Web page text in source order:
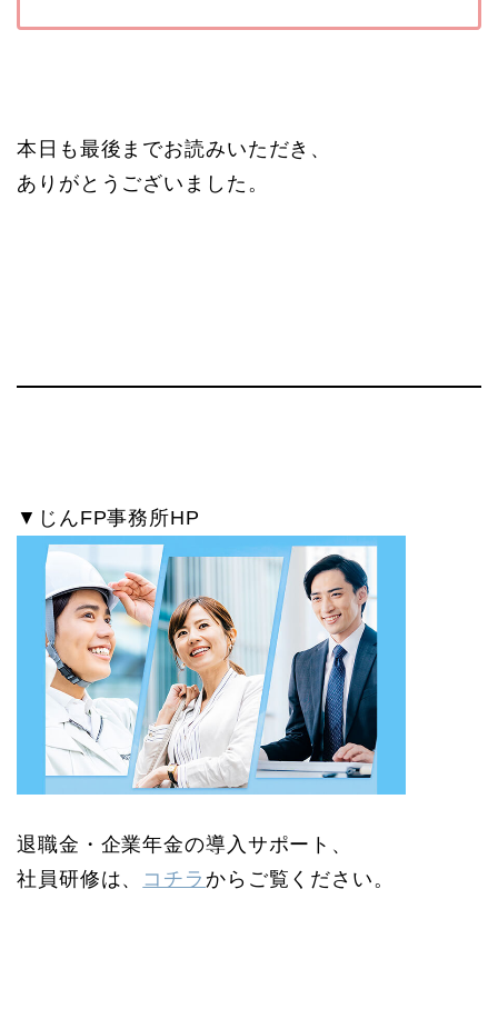
本日も最後までお読みいただき、
ありがとうございました。
▼じんFP事務所HP
退職金・企業年金の導入サポート、
社員研修は、
コチラ からご覧ください。